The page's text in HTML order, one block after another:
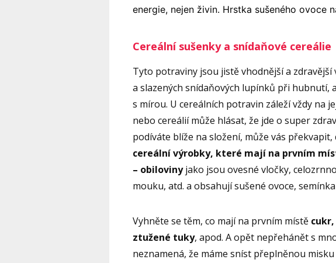
energie, nejen živin. Hrstka sušeného ovoce
Cereální sušenky a snídaňové cereálie
Tyto potraviny jsou jistě vhodnější a
a slazených snídaňových lupínků při hubnutí,
s mírou. U cereálních potravin záleží vždy na
nebo cereálií může hlásat, že jde o super
podíváte blíže na složení, může vás
cereální výrobky, které mají na prvním
– obilovinyjako jsou ovesné vločky,
mouku, atd. a obsahují sušené ovoce,
Vyhněte se těm, co mají na prvním místě
ztužené tuky, apod. A opět nepřehánět s
neznamená, že máme sníst přeplněnou